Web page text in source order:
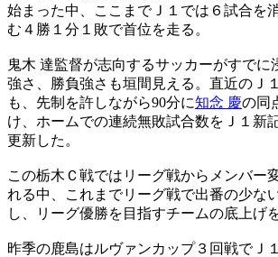
始まった中、ここまでＪ１では６試合を
む４勝１分１敗で首位を走る。
鬼木 達監督が志向するサッカーがすでに
強さ、勝負強さも垣間見える。直近のＪ
も、先制を許しながら90分に知念 慶の同
け、ホームでの連続無敗試合数をＪ１新
更新した。
この栃木Ｃ戦ではリーグ戦からメンバー
れる中、これまでリーグ戦で出番の少な
し、リーグ優勝を目指すチームの底上げ
昨季の鹿島はルヴァンカップ３回戦でＪ